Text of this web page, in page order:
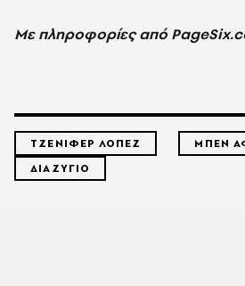
Με πληροφορίες από
ΤΖΕΝΙΦΕΡ ΛΟΠΕΖ
ΜΠΕΝ
ΔΙΑΖΥΓΙΟ